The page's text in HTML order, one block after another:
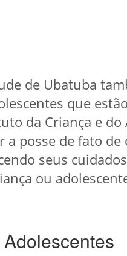
de Ubatuba
que
da Criança e do
posse de fato
seus
ou